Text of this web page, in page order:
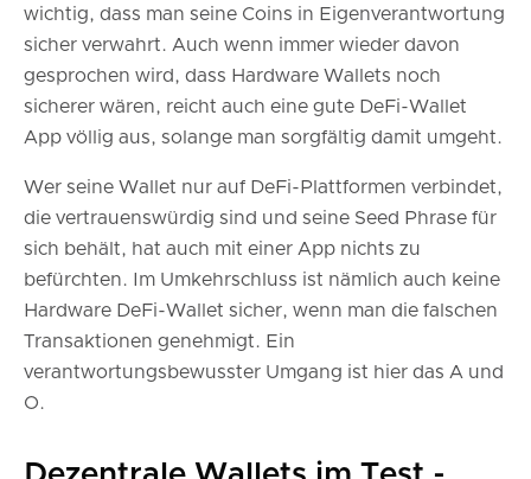
wichtig, dass man seine Coins in Eigenverantwortung
sicher verwahrt. Auch wenn immer wieder davon
gesprochen wird, dass Hardware Wallets noch
sicherer wären, reicht auch eine gute DeFi-Wallet
App völlig aus, solange man sorgfältig damit umgeht.
Wer seine Wallet nur auf DeFi-Plattformen verbindet,
die vertrauenswürdig sind und seine Seed Phrase für
sich behält, hat auch mit einer App nichts zu
befürchten. Im Umkehrschluss ist nämlich auch keine
Hardware DeFi-Wallet sicher, wenn man die falschen
Transaktionen genehmigt. Ein
verantwortungsbewusster Umgang ist hier das A und
O.